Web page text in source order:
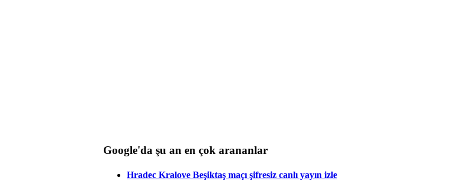
Google'da şu an en çok arananlar
Hradec Kralove Beşiktaş maçı şifresiz canlı yayın izle